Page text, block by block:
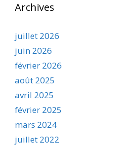
Archives
juillet 2026
juin 2026
février 2026
août 2025
avril 2025
février 2025
mars 2024
juillet 2022